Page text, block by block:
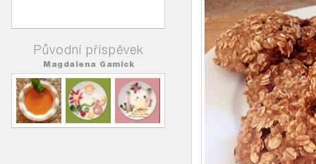
Původní příspěvek
Magdalena Gamick